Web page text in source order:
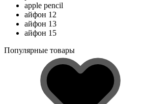
apple pencil
айфон 12
айфон 13
айфон 15
Популярные товары